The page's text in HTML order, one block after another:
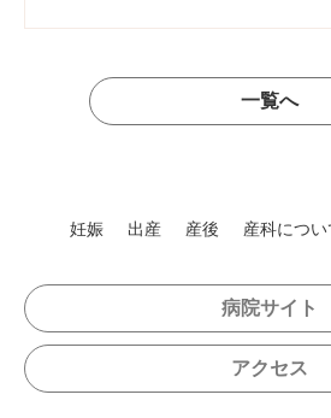
一覧へ
妊娠 出産 産後 産科につい
病院サイト
アクセス